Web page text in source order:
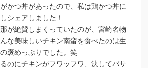
かつ丼があったので、私は鶏かつ丼に
シェアしました！
が絶賛しまくっていたのが、宮崎名物
な美味しいチキン南蛮を食べたのは生
褒めっぷりでした。笑
のにチキンがフワッフワ、決してパサ